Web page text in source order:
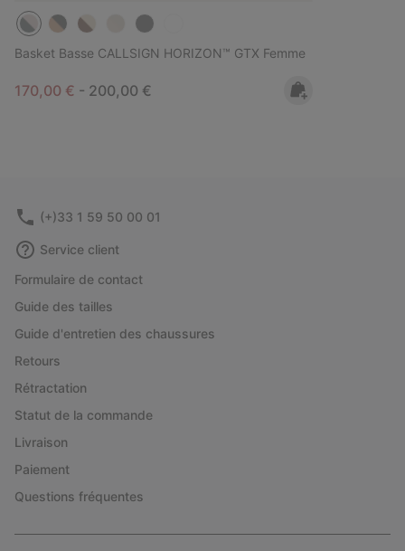
Basket Basse CALLSIGN HORIZON™ GTX Femme
Minimum sale price:
170,00 € - Maximum price:
200,00 €
(+)33 1 59 50 00 01
Service client
Formulaire de contact
Guide des tailles
Guide d'entretien des chaussures
Retours
Rétractation
Statut de la commande
Livraison
Paiement
Questions fréquentes